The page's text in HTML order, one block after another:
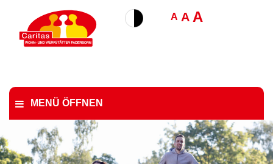
A A A
MENÜ ÖFFNEN